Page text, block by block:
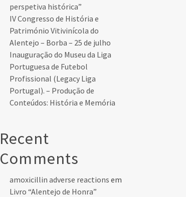
perspetiva histórica”
IV Congresso de História e
Património Vitivinícola do
Alentejo – Borba – 25 de julho
Inauguração do Museu da Liga
Portuguesa de Futebol
Profissional (Legacy Liga
Portugal). – Produção de
Conteúdos: História e Memória
Recent
Comments
amoxicillin adverse reactions em
Livro “Alentejo de Honra”